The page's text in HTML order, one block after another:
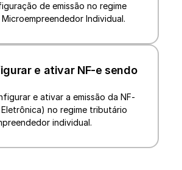
de emissão no regime
Individual.
e ativar NF-e sendo
e ativar a emissão da NF-
no regime tributário
individual.